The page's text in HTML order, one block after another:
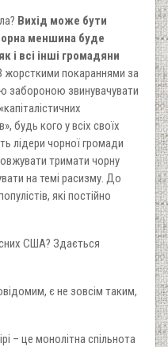
Вихід може бути
меншина буде
і всі інші громадяни
жорсткими покараннями за
забороною звинувачувати
будь кого у всіх своїх
лідери чорної громади
тримати чорну
на темі расизму. До
які постійно
США? Здається
є не зовсім таким,
– це монолітна спільнота